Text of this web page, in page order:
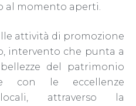
momento aperti.
attività di promozione
intervento che punta a
del patrimonio
con le eccellenze
locali, attraverso la